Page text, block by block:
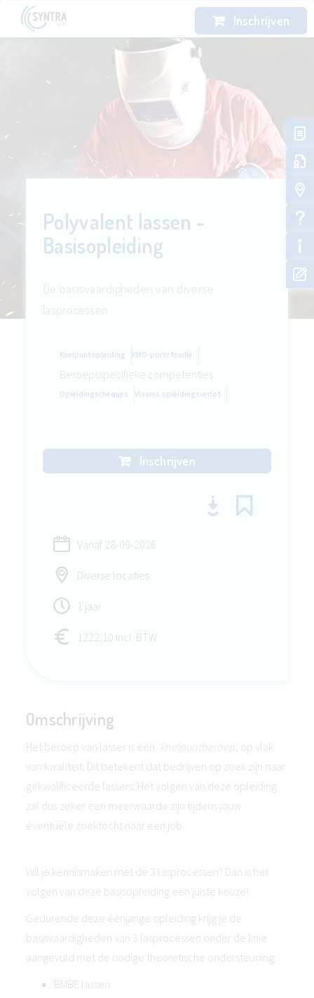
Inschrijven
Polyvalent lassen -
Basisopleiding
Knelpuntopleiding KMO-portefeuille
Beroepsspecifieke competenties
Opleidingscheques Vlaams opleidingsverlof
Inschrijven
Vanaf 28-09-2026
Diverse locaties
1 jaar
1222,10 incl. BTW
Omschrijving
Het beroep van lasser is een 'knelpuntberoep', op vlak
van kwaliteit. Dit betekent dat bedrijven op zoek zijn naar
gekwalificeerde lassers. Het volgen van deze opleiding
zal dus zeker een meerwaarde zijn tijdens jouw
eventuele zoektocht naar een job.
Wil je kennismaken met de 3 lasprocessen? Dan is het
volgen van deze basisopleiding een juiste keuze!
Gedurende deze éénjarige opleiding krijg je de
basisvaardigheden van 3 lasprocessen onder de knie
aangevuld met de nodige theoretische ondersteuning:
BMBE lassen